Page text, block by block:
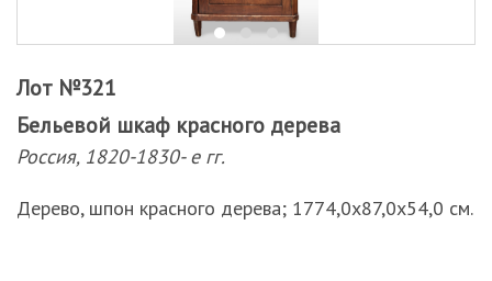
Лот №321
Бельевой шкаф красного дерева
Россия, 1820-1830- е гг.
Дерево, шпон красного дерева; 1774,0х87,0х54,0 см.